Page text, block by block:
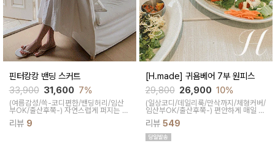
핀터캉캉 밴딩 스커트
33,900 31,600 7%
(여름감성/쓱-코디편한/밴딩허리/임산
부OK/출산후쭉-) 자연스럽게 퍼지는 A
라인으로 군살 커버를 도와주고 캉캉과
세로플리츠 디자인이 네추럴한 무드를
리뷰 9
[H.made] 귀욤베어 7부 원피스
29,800 26,900 10%
(일상코디/데일리룩/만삭까지/체형커버/
임산부OK/출산후쭉-) 편안하게 매일 애
정하는 데일리룩, 베어 프린팅으로 러블
리한 무드인 원피스양사이드 슬릿을 주
어 활동 많은 날에도 입으셔도 부담 없어
요:)
리뷰 549